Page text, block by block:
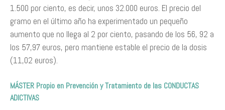
1.500 por ciento, es decir, unos 32.000 euros. El precio del
gramo en el último año ha experimentado un pequeño
aumento que no llega al 2 por ciento, pasando de los 56, 92 a
los 57,97 euros, pero mantiene estable el precio de la dosis
(11,02 euros).
MÁSTER Propio en Prevención y Tratamiento de las CONDUCTAS
ADICTIVAS